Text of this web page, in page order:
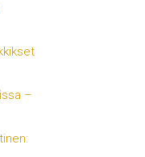
–